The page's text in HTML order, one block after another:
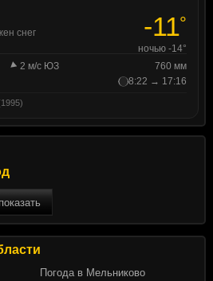
снег -11°
ночью -14°
2 м/с ЮЗ
760 мм
8:22 → 17:16
показать
Погода в Мельниково